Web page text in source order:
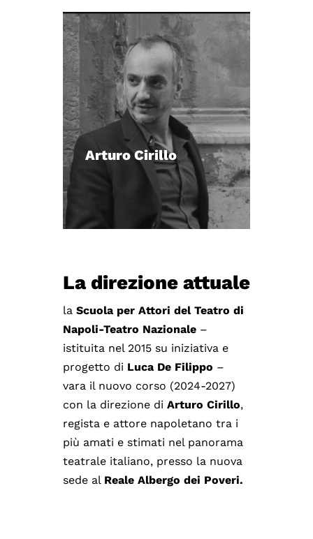
Arturo Cirillo
La direzione attuale
la Scuola per Attori del Teatro di
Napoli-Teatro Nazionale–
istituita nel 2015 su iniziativa e
progetto di Luca De Filippo –
vara il nuovo corso (2024-2027)
con la direzione di Arturo Cirillo,
regista e attore napoletano tra i
più amati e stimati nel panorama
teatrale italiano, presso la nuova
sede al Reale Albergo dei Poveri.